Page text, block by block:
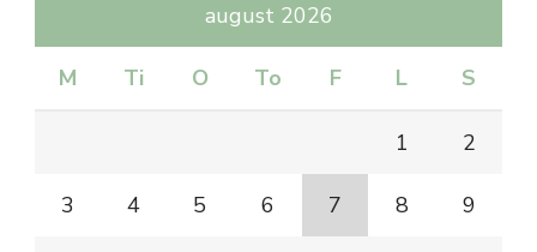
august 2026
M Ti O To F L S
1 2
3 4 5 6 7 8 9